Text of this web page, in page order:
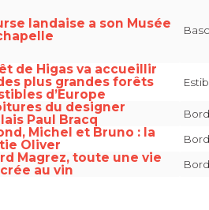
landaise a son Musée
de Higas va accueillir
plus grandes forêts
d’Europe
du designer
Paul Bracq
Michel et Bruno : la
Oliver
Magrez, toute une vie
au vin